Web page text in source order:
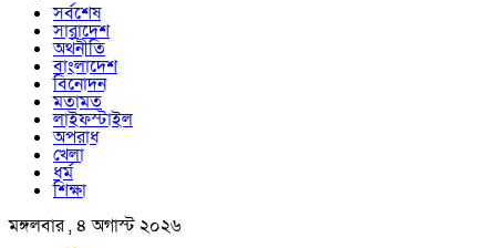
সর্বশেষ
সারাদেশ
অর্থনীতি
বাংলাদেশ
বিনোদন
মতামত
লাইফস্টাইল
অপরাধ
খেলা
ধর্ম
শিক্ষা
মঙ্গলবার , ৪ অগাস্ট ২০২৬